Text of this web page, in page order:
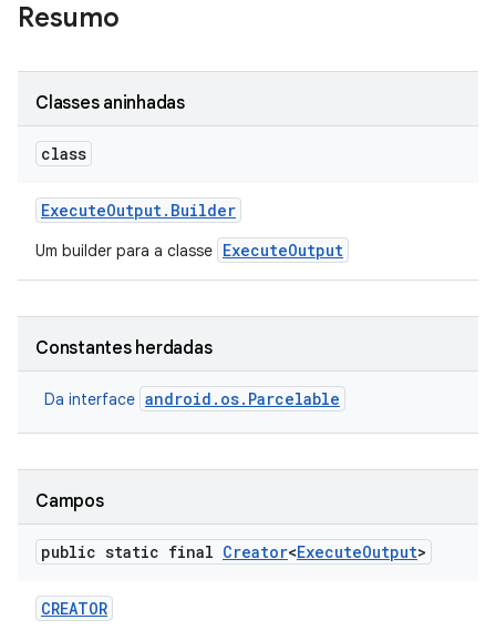
Resumo
Classes aninhadas
class
ExecuteOutput. Builder
Um builder para a classe ExecuteOutput
Constantes herdadas
Da interface android.os.Parcelable
Campos
public static final Creator<ExecuteOutput>
CREATOR